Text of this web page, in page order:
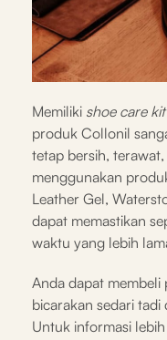
Memiliki shoe care kit
produk Collonil
tetap bersih,
menggunakan
Leather Gel,
dapat memastikan
waktu yang lebih
Anda dapat
bicarakan sedari tadi
Untuk informasi